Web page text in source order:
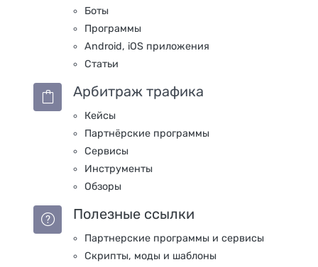
Боты
Программы
Android, iOS приложения
Статьи
Арбитраж трафика
Кейсы
Партнёрские программы
Сервисы
Инструменты
Обзоры
Полезные ссылки
Партнерские программы и сервисы
Скрипты, моды и шаблоны